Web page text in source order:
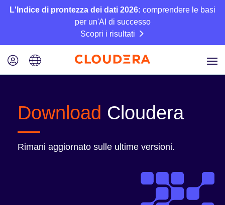
L'Indice di prontezza dei dati 2026: comprendere le basi
per un'AI di successo
Scopri i risultati
Download Cloudera
Rimani aggiornato sulle ultime versioni.